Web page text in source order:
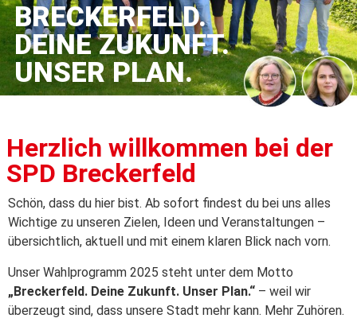
BRECKERFELD.
DEINE ZUKUNFT.
UNSER PLAN.
Herzlich willkommen bei der
SPD Breckerfeld
Schön, dass du hier bist. Ab sofort findest du bei uns alles
Wichtige zu unseren Zielen, Ideen und Veranstaltungen –
übersichtlich, aktuell und mit einem klaren Blick nach vorn.
Unser Wahlprogramm 2025 steht unter dem Motto
„Breckerfeld. Deine Zukunft. Unser Plan.“ – weil wir
überzeugt sind, dass unsere Stadt mehr kann. Mehr Zuhören.